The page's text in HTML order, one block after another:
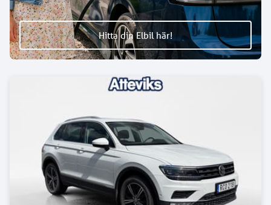
Hitta din Elbil här!